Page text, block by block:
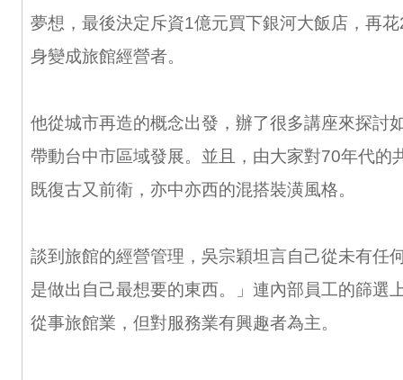
夢想，最後決定斥資1億元買下銀河大飯店，再
身變成旅館經營者。
他從城市再造的概念出發，辦了很多講座來探討
帶動台中市區域發展。並且，由大家對70年代的
既復古又前衛，亦中亦西的混搭裝潢風格。
談到旅館的經營管理，吳宗穎坦言自己從未有任
是做出自己最想要的東西。」連內部員工的篩選
從事旅館業，但對服務業有興趣者為主。